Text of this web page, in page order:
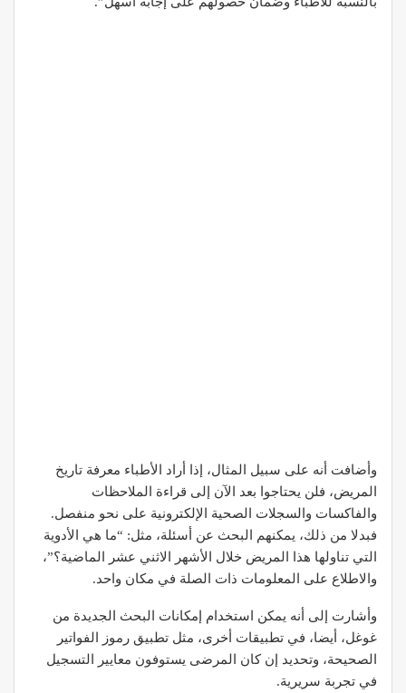
وأضافت أنه على سبيل المثال، إذا أراد الأطباء معرفة تاريخ
المريض، فلن يحتاجوا بعد الآن إلى قراءة الملاحظات
والفاكسات والسجلات الصحية الإلكترونية على نحو منفصل.
فبدلا من ذلك، يمكنهم البحث عن أسئلة، مثل: “ما هي الأدوية
التي تناولها هذا المريض خلال الأشهر الاثني عشر الماضية؟”،
والاطلاع على المعلومات ذات الصلة في مكان واحد.
وأشارت إلى أنه يمكن استخدام إمكانات البحث الجديدة من
غوغل، أيضا، في تطبيقات أخرى، مثل تطبيق رموز الفواتير
الصحيحة، وتحديد إن كان المرضى يستوفون معايير التسجيل
في تجربة سريرية.